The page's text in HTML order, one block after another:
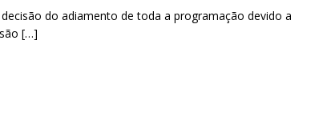
p kdo adiamento de toda a programação devido a
[…]